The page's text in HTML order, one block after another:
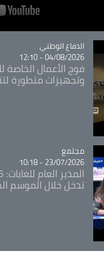
Catégorie
الدفاع الوطني
04/08/2026 - 12:10
فوج الأعمال الخاصة
وتجهيزات متطورة
Catégorie
مجتمع
23/07/2026 - 10:18
تدخل خلال الموسم